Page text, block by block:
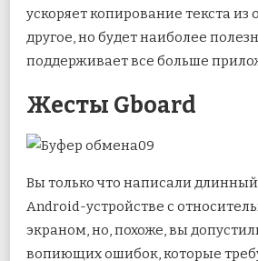
ускоряет копирование текста из
другое, но будет наиболее
поддерживает все больше
Жесты Gboard
Вы только что написали
Android-устройстве с
экраном, но, похоже, вы
вопиющих ошибок, которые